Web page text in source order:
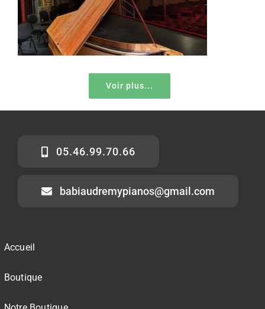
Voir plus...
05.46.99.70.66
babiaudremypianos@gmail.com
Accueil
Boutique